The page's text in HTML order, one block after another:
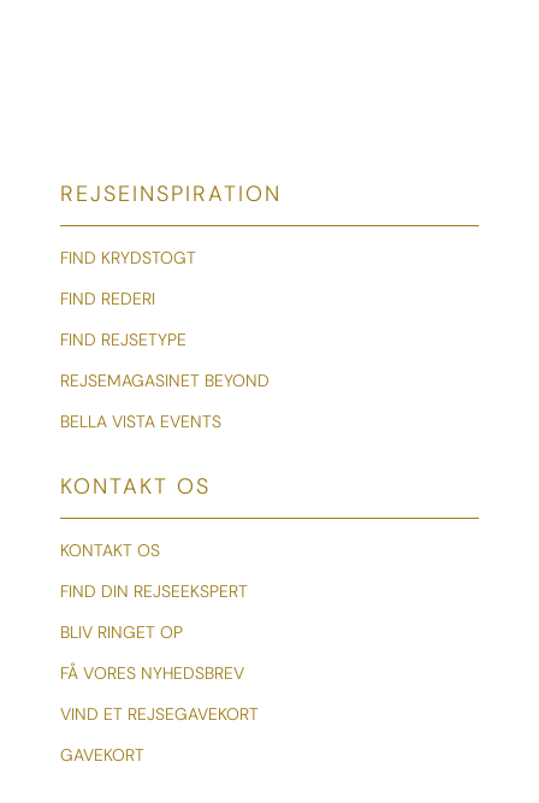
REJSEINSPIRATION
FIND KRYDSTOGT
FIND REDERI
FIND REJSETYPE
REJSEMAGASINET BEYOND
BELLA VISTA EVENTS
KONTAKT OS
KONTAKT OS
FIND DIN REJSEEKSPERT
BLIV RINGET OP
FÅ VORES NYHEDSBREV
VIND ET REJSEGAVEKORT
GAVEKORT